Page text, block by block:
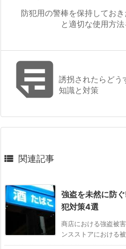
防犯用の警棒を保持してお
と適切な使用方法
誘拐されたらどう
知識と対策
 関連記事
強盗を未然に防
犯対策4選
商店における強盗被
ンスストアにおける